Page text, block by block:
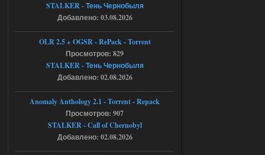
Ответить ➤
05.08.2026
Тайна Зоны - Remaster 2026
Stalker-Mods-Clan-su
Доступно только для пользователей
Ответить ➤
05.08.2026
Тайна Зоны - Remaster 2026
STALKER - Тень Чернобыля
Добавлено: 03.08.2026
OLR 2.5 + OGSR - RePack - Torrent
Просмотров: 829
STALKER - Тень Чернобыля
Добавлено: 02.08.2026
Anomaly Anthology 2.1 - Torrent - Repack
Просмотров: 907
STALKER - Call of Chernobyl
Добавлено: 02.08.2026